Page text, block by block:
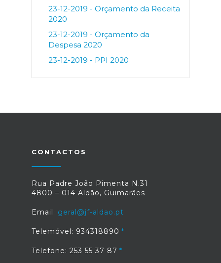
23-12-2019 - Orçamento da Receita
2020
23-12-2019 - Orçamento da
Despesa 2020
23-12-2019 - PPI 2020
CONTACTOS
Rua Padre João Pimenta N.31
4800 – 014 Aldão, Guimarães
Email: geral@jf-aldao.pt
Telemóvel: 934318890
Telefone: 253 55 37 87